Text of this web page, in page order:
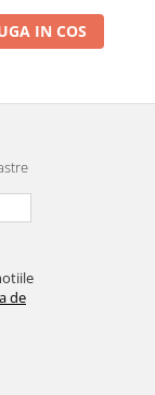
IN COS
de